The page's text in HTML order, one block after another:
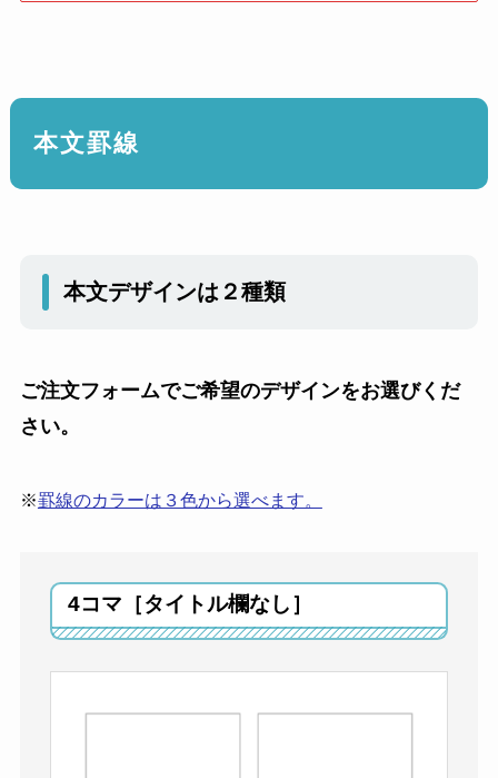
本文罫線
本文デザインは２種類
ご注文フォームでご希望のデザインをお選びくだ
さい。
※罫線のカラーは３色から選べます。
4コマ［タイトル欄なし］